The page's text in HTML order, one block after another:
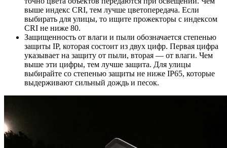
выше индекс CRI, тем лучше цветопередача. Если
выбирать для улицы, то ищите прожекторы с индексом
CRI не ниже 80.
Защищенность от влаги и пыли обозначается степенью
защиты IP, которая состоит из двух цифр. Первая цифра
указывает на защиту от пыли, вторая — от влаги. Чем
выше эти цифры, тем лучше защита. Для улицы
выбирайте со степенью защиты не ниже IP65, которые
выдерживают сильный дождь и песок.